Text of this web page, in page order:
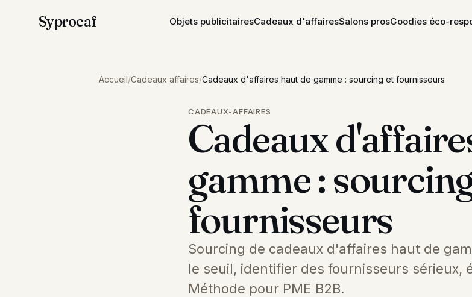
Syprocaf Objets publicitairesCadeaux d'affairesSalons prosGoodies éco-
Accueil/Cadeaux affaires/Cadeaux d'affaires haut de gamme : sourcing et fournisseurs
CADEAUX-AFFAIRES
Cadeaux
gamme :
fournisseurs
Sourcing de cadeaux d'affaires haut de
le seuil, identifier des fournisseurs sérieux,
Méthode pour PME B2B.